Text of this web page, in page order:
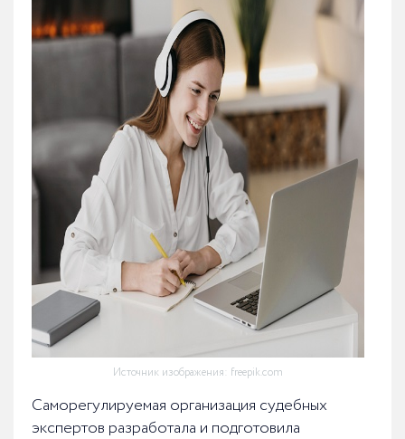
Источник изображения: freepik.com
Саморегулируемая организация судебных
экспертов разработала и подготовила